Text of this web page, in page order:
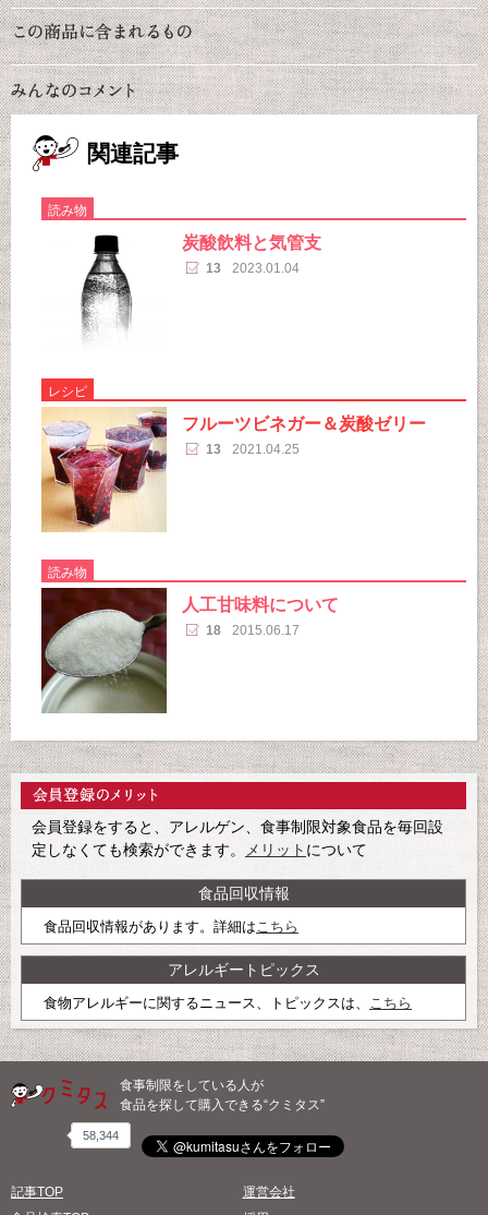
関連記事
読み物
炭酸飲料と気管支
13 2023.01.04
レシピ
フルーツビネガー＆炭酸ゼリー
13 2021.04.25
読み物
人工甘味料について
18 2015.06.17
会員登録をすると、アレルゲン、食事制限対象食品を毎回設
定しなくても検索ができます。
メリット について
食品回収情報
食品回収情報があります。詳細はこちら
アレルギートピックス
食物アレルギーに関するニュース、トピックスは、 こちら
食事制限をしている人が
食品を探して購入できる“クミタス”
58,344
記事TOP
運営会社